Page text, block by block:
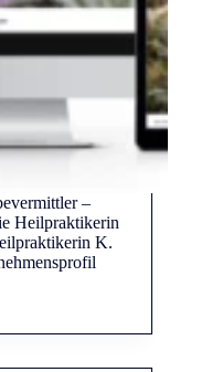
–
Heilpraktikerin
K.